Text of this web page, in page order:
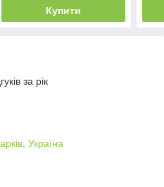
Купити
за рік
Україна